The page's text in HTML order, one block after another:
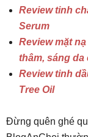
Review tinh
Serum
Review mặt
thâm, sáng da
Review tinh
Tree Oil
Đừng quên ghé